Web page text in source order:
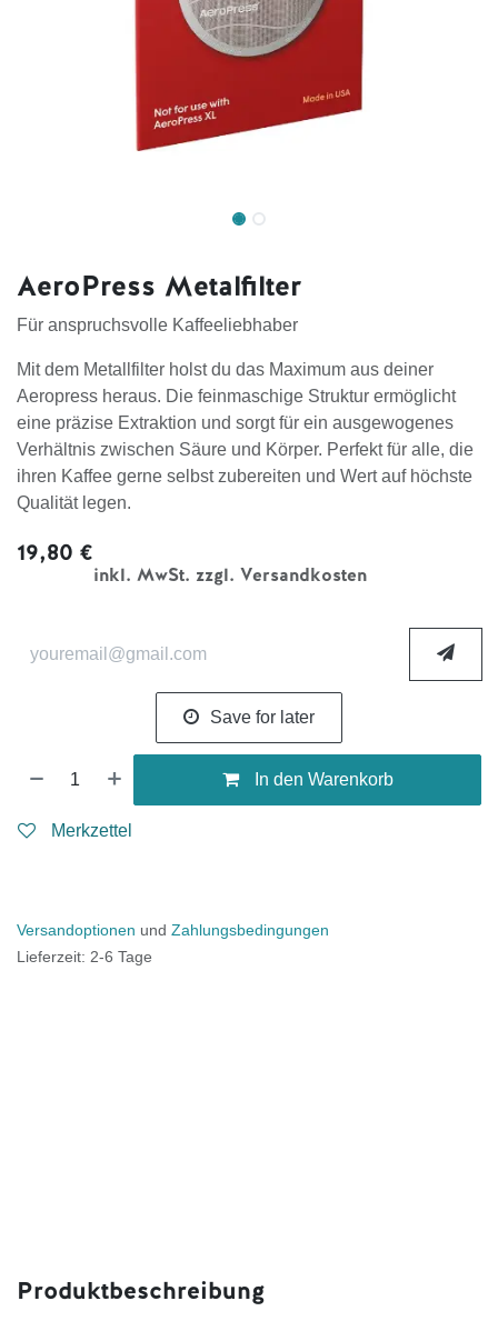
AeroPress Metalfilter
Für anspruchsvolle Kaffeeliebhaber
Mit dem Metallfilter holst du das Maximum aus deiner
Aeropress heraus. Die feinmaschige Struktur ermöglicht
eine präzise Extraktion und sorgt für ein ausgewogenes
Verhältnis zwischen Säure und Körper. Perfekt für alle, die
ihren Kaffee gerne selbst zubereiten und Wert auf höchste
Qualität legen.
19,80 €
inkl. MwSt. zzgl. Versandkosten
Save for later
In den Warenkorb
Merkzettel
Versandoptionen und Zahlungsbedingungen
Lieferzeit: 2-6 Tage
Produktbeschreibung